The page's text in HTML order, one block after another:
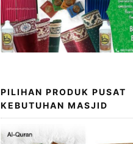
PILIHAN PRODUK PUSAT
KEBUTUHAN MASJID